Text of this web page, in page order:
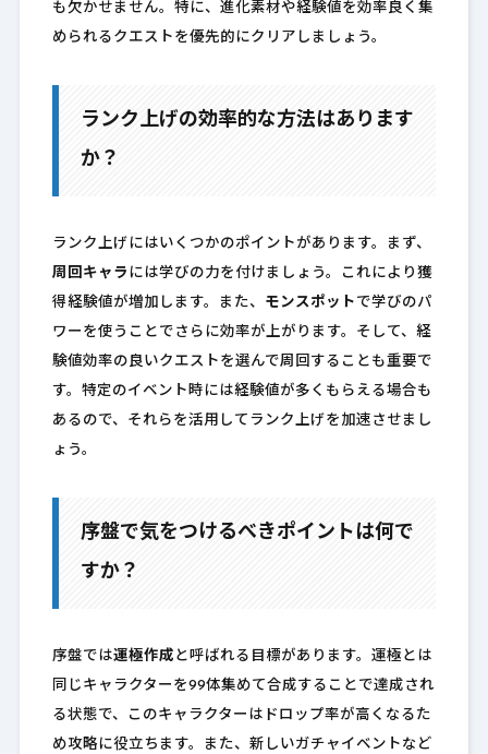
も欠かせません。特に、進化素材や経験値を効率良く集
められるクエストを優先的にクリアしましょう。
ランク上げの効率的な方法はあります
か？
ランク上げにはいくつかのポイントがあります。まず、
周回キャラ には学びの力を付けましょう。これにより獲
得経験値が増加します。また、 モンスポット で学びのパ
ワーを使うことでさらに効率が上がります。そして、経
験値効率の良いクエストを選んで周回することも重要で
す。特定のイベント時には経験値が多くもらえる場合も
あるので、それらを活用してランク上げを加速させまし
ょう。
序盤で気をつけるべきポイントは何で
すか？
序盤では運極作成 と呼ばれる目標があります。運極とは
同じキャラクターを99体集めて合成することで達成され
る状態で、このキャラクターはドロップ率が高くなるた
め攻略に役立ちます。また、新しいガチャイベントなど